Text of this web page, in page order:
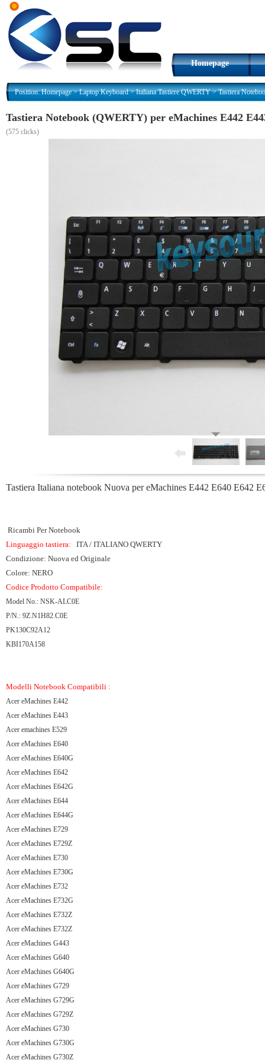
Homepage
Position:Homepage>Laptop Keyboard>Italiana Tastiere QWERTY>Tastiera
Tastiera Notebook (QWERTY) per eMachines E442
(575 clicks)
Tastiera Italiana notebook Nuova per eMachines E442 E640 E642
Ricambi Per Notebook
Linguaggio tastiera:
ITA / ITALIANO QWERTY
Condizione: Nuova ed Originale
Colore: NERO
Codice Prodotto Compatibile:
Model No.: NSK-ALC0E
P/N.: 9Z.N1H82.C0E
PK130C92A12
KBI170A158
Modelli Notebook Compatibili :
Acer eMachines E442
Acer eMachines E443
Acer emachines E529
Acer eMachines E640
Acer eMachines E640G
Acer eMachines E642
Acer eMachines E642G
Acer eMachines E644
Acer eMachines E644G
Acer eMachines E729
Acer eMachines E729Z
Acer eMachines E730
Acer eMachines E730G
Acer eMachines E732
Acer eMachines E732G
Acer eMachines E732Z
Acer eMachines E732Z
Acer eMachines G443
Acer eMachines G640
Acer eMachines G640G
Acer eMachines G729
Acer eMachines G729G
Acer eMachines G729Z
Acer eMachines G730
Acer eMachines G730G
Acer eMachines G730Z